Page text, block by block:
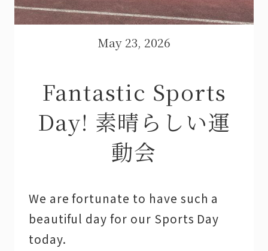
Fantastic Sports
Day! 素晴らしい運
動会
May 23, 2026
We are fortunate to have such a
beautiful day for our Sports Day
today.